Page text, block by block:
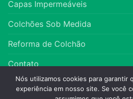
Capas Impermeáveis
Colchões Sob Medida
Reforma de Colchão
Contato
Nós utilizamos cookies para garantir
experiência em nosso site. Se você